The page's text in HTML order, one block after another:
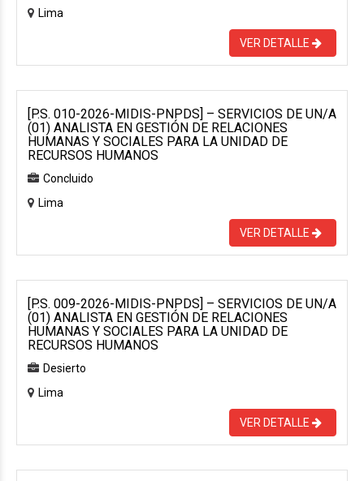
Lima
VER DETALLE
[P.S. 010-2026-MIDIS-PNPDS] – SERVICIOS DE UN/A
(01) ANALISTA EN GESTIÓN DE RELACIONES
HUMANAS Y SOCIALES PARA LA UNIDAD DE
RECURSOS HUMANOS
Concluido
Lima
VER DETALLE
[P.S. 009-2026-MIDIS-PNPDS] – SERVICIOS DE UN/A
(01) ANALISTA EN GESTIÓN DE RELACIONES
HUMANAS Y SOCIALES PARA LA UNIDAD DE
RECURSOS HUMANOS
Desierto
Lima
VER DETALLE